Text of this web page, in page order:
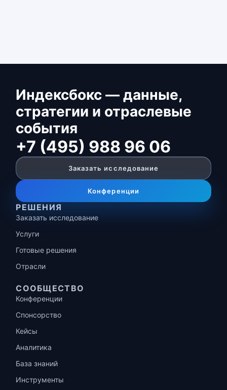
Индексбокс — данные,
стратегии и отраслевые
события
+7 (495) 988 96 06
Заказать исследование
Конференции
РЕШЕНИЯ
Заказать исследование
Услуги
Готовые решения
Отрасли
СООБЩЕСТВО
Конференции
Спонсорство
Кейсы
Аналитика
База знаний
Инструменты